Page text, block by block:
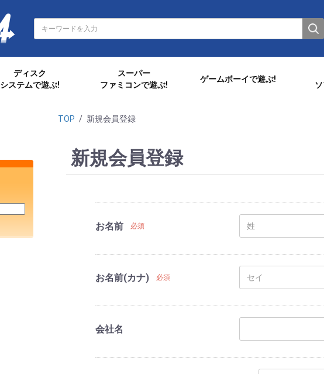
ディスク
システムで遊ぶ!
スーパー
ファミコンで遊ぶ!
ゲームボーイで遊ぶ!
TOP / 新規会員登録
新規会員登録
お名前 必須
お名前(カナ) 必須
会社名